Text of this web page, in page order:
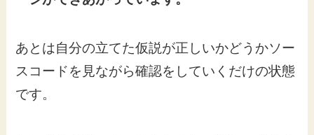
あとは自分の立てた仮説が正しいかどうかソー
スコードを見ながら確認をしていくだけの状態
です。